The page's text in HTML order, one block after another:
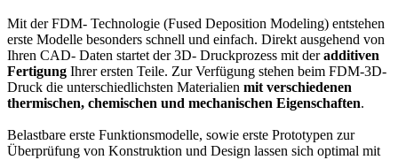
Mit der FDM- Technologie (Fused Deposition Modeling) entstehen
erste Modelle besonders schnell und einfach. Direkt ausgehend von
Ihren CAD- Daten startet der 3D- Druckprozess mit deradditiven
Fertigung Ihrer ersten Teile. Zur Verfügung stehen beim FDM-3D-
Druck die unterschiedlichsten Materialien mit verschiedenen
thermischen, chemischen und mechanischen Eigenschaften.
Belastbare erste Funktionsmodelle, sowie erste Prototypen zur
Überprüfung von Konstruktion und Design lassen sich optimal mit